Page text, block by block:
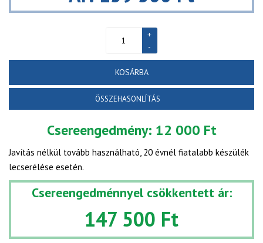
KOSÁRBA
ÖSSZEHASONLÍTÁS
Csereengedmény: 12 000 Ft
Javítás nélkül tovább használható, 20 évnél fiatalabb készülék
lecserélése esetén.
Csereengedménnyel csökkentett ár:
147 500 Ft